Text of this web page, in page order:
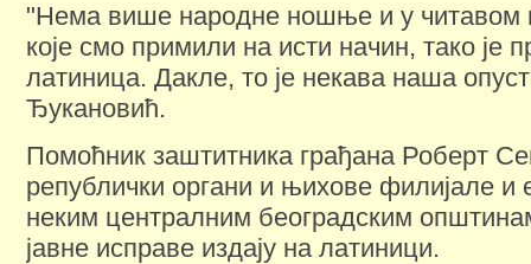
"Нема више народне ношње и у читавом
које смо примили на исти начин, тако је
латиница. Дакле, то је некава наша
Ђукановић.
Помоћник заштитника грађана Роберт
републички органи и њихове филијале и
неким централним београдским
јавне исправе издају на латиници.